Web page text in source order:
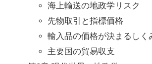
海上輸送の地政学リスク
先物取引と指標価格
輸入品の価格が決まるしく
主要国の貿易収支